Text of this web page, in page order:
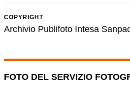
COPYRIGHT
Archivio Publifoto Intesa
FOTO DEL SERVIZIO